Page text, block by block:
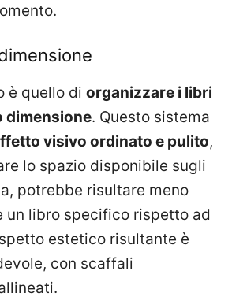
è quello di organizzare i libri
dimensione. Questo sistema
visivo ordinato e pulito,
lo spazio disponibile sugli
potrebbe risultare meno
un libro specifico rispetto ad
estetico risultante è
con scaffali